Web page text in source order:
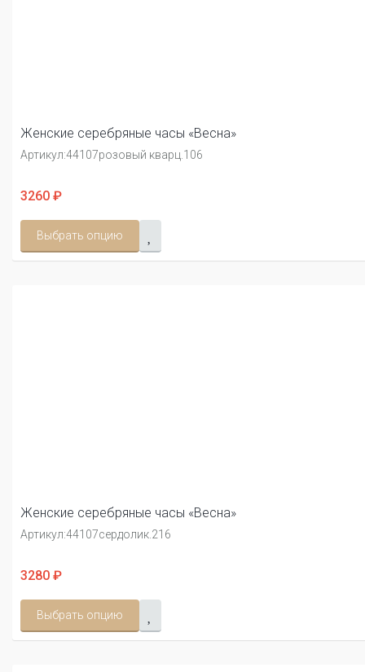
Женские серебряные часы «Весна»
Артикул:44107розовый кварц.106
3260 ₽
Выбрать опцию
Женские серебряные часы «Весна»
Артикул:44107сердолик.216
3280 ₽
Выбрать опцию